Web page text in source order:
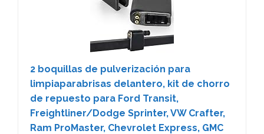
2 boquillas de pulverización para
limpiaparabrisas delantero, kit de chorro
de repuesto para Ford Transit,
Freightliner/Dodge Sprinter, VW Crafter,
Ram ProMaster, Chevrolet Express, GMC